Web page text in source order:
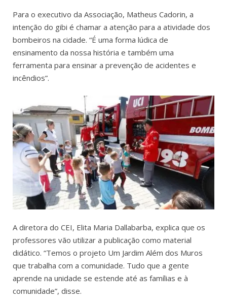
Para o executivo da Associação, Matheus Cadorin, a
intenção do gibi é chamar a atenção para a atividade dos
bombeiros na cidade. “É uma forma lúdica de
ensinamento da nossa história e também uma
ferramenta para ensinar a prevenção de acidentes e
incêndios”.
A diretora do CEI, Elita Maria Dallabarba, explica que os
professores vão utilizar a publicação como material
didático. “Temos o projeto Um Jardim Além dos Muros
que trabalha com a comunidade. Tudo que a gente
aprende na unidade se estende até as famílias e à
comunidade”, disse.